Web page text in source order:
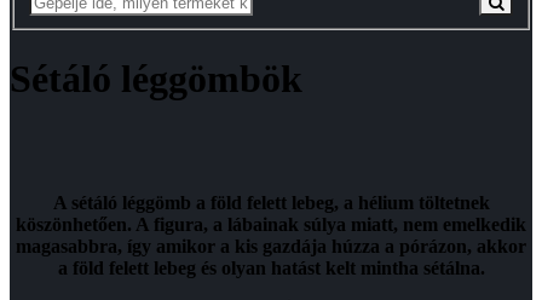
Sétáló léggömbök
A sétáló léggömb a föld felett lebeg, a hélium töltetnek
köszönhetően. A figura, a lábainak súlya miatt, nem emelkedik
magasabbra, így amikor a kis gazdája húzza a pórázon, akkor
a föld felett lebeg és olyan hatást kelt mintha sétálna.